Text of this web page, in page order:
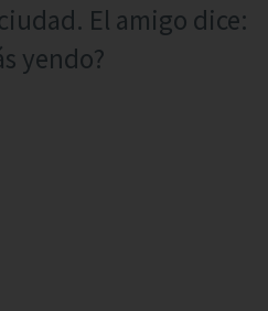
El amigo dice:
yendo?